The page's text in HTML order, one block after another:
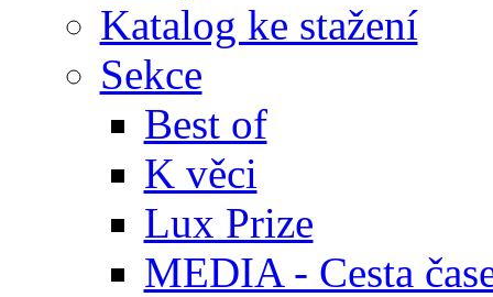
Katalog ke stažení
Sekce
Best of
K věci
Lux Prize
MEDIA - Cesta